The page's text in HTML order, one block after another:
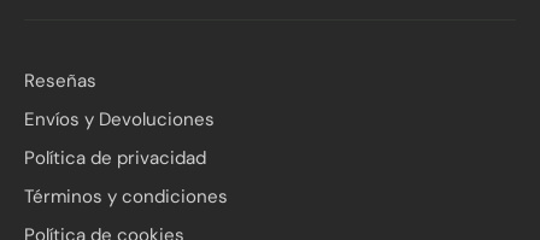
Reseñas
Envíos y Devoluciones
Política de privacidad
Términos y condiciones